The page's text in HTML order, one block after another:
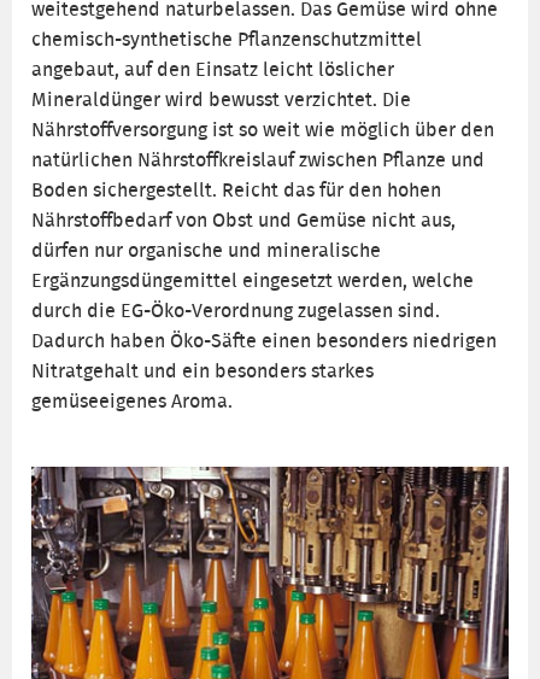
weitestgehend naturbelassen. Das Gemüse wird ohne
chemisch-synthetische Pflanzenschutzmittel
angebaut, auf den Einsatz leicht löslicher
Mineraldünger wird bewusst verzichtet. Die
Nährstoffversorgung ist so weit wie möglich über den
natürlichen Nährstoffkreislauf zwischen Pflanze und
Boden sichergestellt. Reicht das für den hohen
Nährstoffbedarf von Obst und Gemüse nicht aus,
dürfen nur organische und mineralische
Ergänzungsdüngemittel eingesetzt werden, welche
durch die EG-Öko-Verordnung zugelassen sind.
Dadurch haben Öko-Säfte einen besonders niedrigen
Nitratgehalt und ein besonders starkes
gemüseeigenes Aroma.